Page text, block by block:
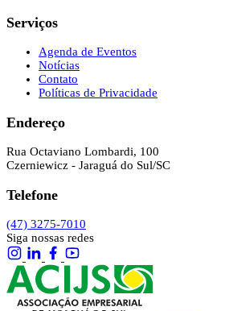
Serviços
Agenda de Eventos
Notícias
Contato
Políticas de Privacidade
Endereço
Rua Octaviano Lombardi, 100
Czerniewicz - Jaraguá do Sul/SC
Telefone
(47) 3275-7010
Siga nossas redes